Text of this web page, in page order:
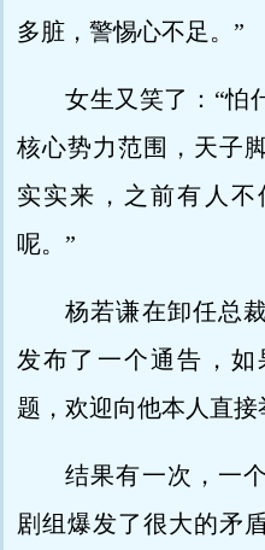
多脏，警惕心不足。”
女生又笑了：“怕
核心势力范围，天子
实实来，之前有人不
呢。”
杨若谦在卸任总
发布了一个通告，
题，欢迎向他本人直接
结果有一次，一
剧组爆发了很大的矛